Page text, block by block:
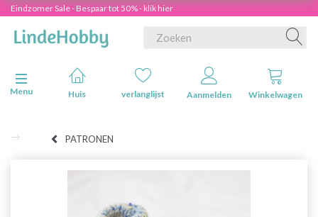
Eindzomer Sale - Bespaar tot 50% - klik hier
Navigatie in-/uitschakelen
Menu
Huis verlanglijst Aanmelden Winkelwagen
PATRONEN